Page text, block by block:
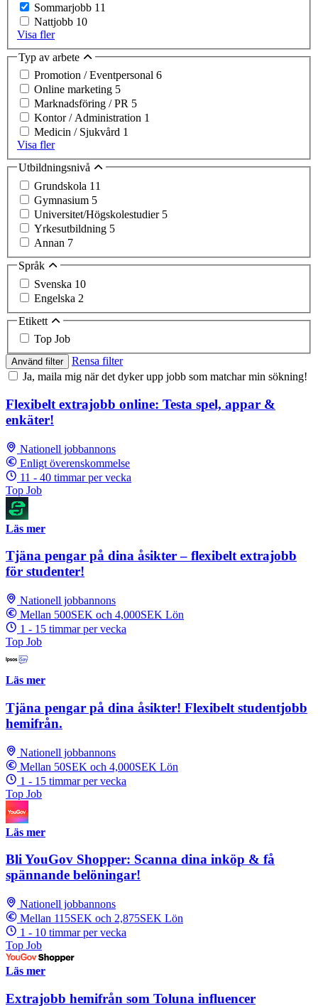
Sommarjobb 11
Nattjobb 10
Visa fler
Typ av arbete
Promotion / Eventpersonal 6
Online marketing 5
Marknadsföring / PR 5
Kontor / Administration 1
Medicin / Sjukvård 1
Visa fler
Utbildningsnivå
Grundskola 11
Gymnasium 5
Universitet/Högskolestudier 5
Yrkesutbildning 5
Annan 7
Språk
Svenska 10
Engelska 2
Etikett
Top Job
Använd filter
Rensa filter
Ja, maila mig när det dyker upp jobb som matchar min sökning!
Flexibelt extrajobb online: Testa spel, appar &
enkäter!
Nationell jobbannons
Enligt överenskommelse
11 - 40 timmar per vecka
Top Job
Läs mer
Tjäna pengar på dina åsikter – flexibelt extrajobb
för studenter!
Nationell jobbannons
Mellan 500SEK och 4,000SEK Lön
1 - 15 timmar per vecka
Top Job
Läs mer
Tjäna pengar på dina åsikter! Flexibelt studentjobb
hemifrån.
Nationell jobbannons
Mellan 50SEK och 4,000SEK Lön
1 - 15 timmar per vecka
Top Job
Läs mer
Bli YouGov Shopper: Scanna dina inköp & få
spännande belöningar!
Nationell jobbannons
Mellan 115SEK och 2,875SEK Lön
1 - 10 timmar per vecka
Top Job
Läs mer
Extrajobb hemifrån som Toluna influencer